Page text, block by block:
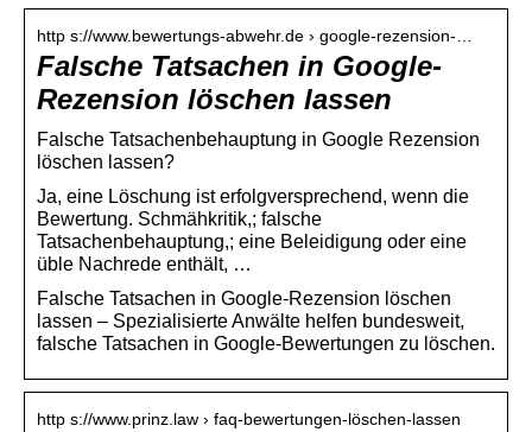
http s://www.bewertungs-abwehr.de › google-rezension-…
Falsche Tatsachen in Google-
Rezension löschen lassen
Falsche Tatsachenbehauptung in Google Rezension
löschen lassen?
Ja, eine Löschung ist erfolgversprechend, wenn die
Bewertung. Schmähkritik,; falsche
Tatsachenbehauptung,; eine Beleidigung oder eine
üble Nachrede enthält, …
Falsche Tatsachen in Google-Rezension löschen
lassen – Spezialisierte Anwälte helfen bundesweit,
falsche Tatsachen in Google-Bewertungen zu löschen.
http s://www.prinz.law › faq-bewertungen-löschen-lassen